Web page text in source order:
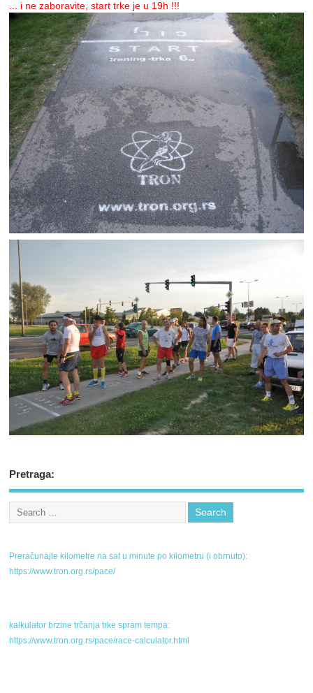
... i ne zaboravite, start trke je u 19h !!!
Pretraga:
Preračunajte kilometre na sat u minute po kilometru (i obrnuto):
https://www.tron.org.rs/pace/
kalkulator brzine trčanja trke spram tempa:
https://www.tron.org.rs/pace/race-calculator.html